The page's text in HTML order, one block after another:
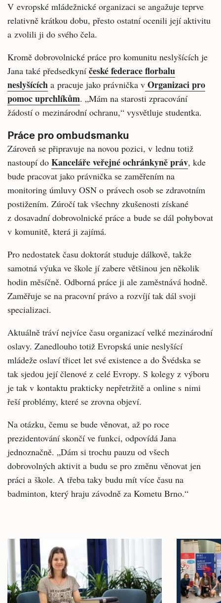
V evropské mládežnické organizaci se angažuje teprve
relativně krátkou dobu, přesto ostatní ocenili její aktivitu
a zvolili ji do svého čela.
Kromě dobrovolnické práce pro komunitu neslyšících je
Jana také předsedkyní české federace florbalu
neslyšících a pracuje jako právnička v Organizaci pro
pomoc uprchlíkům. „Mám na starosti zpracování
žádostí o mezinárodní ochranu,“ vysvětluje studentka.
Práce pro ombudsmanku
Zároveň se připravuje na novou pozici, v lednu totiž
nastoupí do Kanceláře veřejné ochránkyně práv, kde
bude pracovat jako právnička se zaměřením na
monitoring úmluvy OSN o právech osob se zdravotním
postižením. Zúročí tak všechny zkušenosti získané
z dosavadní dobrovolnické práce a bude se dál pohybovat
v komunitě, která ji zajímá.
Pro nedostatek času doktorát studuje dálkově, takže
samotná výuka ve škole jí zabere většinou jen několik
hodin měsíčně. Odborná práce ji ale zaměstnává hodně.
Zaměřuje se na pracovní právo a rozvíjí tak dál svoji
specializaci.
Aktuálně tráví nejvíce času organizací velké mezinárodní
oslavy. Zanedlouho totiž Evropská unie neslyšící
mládeže oslaví třicet let své existence a do Švédska se
tak sjedou její členové z celé Evropy. S kolegy z výboru
je tak v kontaktu prakticky nepřetržitě a online s nimi
řeší problémy, které se zrovna objeví.
Na otázku, čemu se bude věnovat, až po roce
prezidentování skončí ve funkci, odpovídá Jana
jednoznačně. „Dám si trochu pauzu od všech
dobrovolných aktivit a budu se pro změnu věnovat jen
práci a škole. A třeba taky budu mít více času na
badminton, který hraju závodně za Kometu Brno.“
Související
články